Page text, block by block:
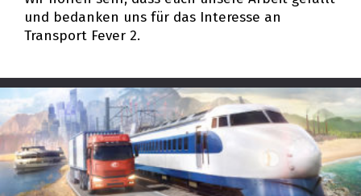
und bedanken uns für das Interesse an
Transport Fever 2.